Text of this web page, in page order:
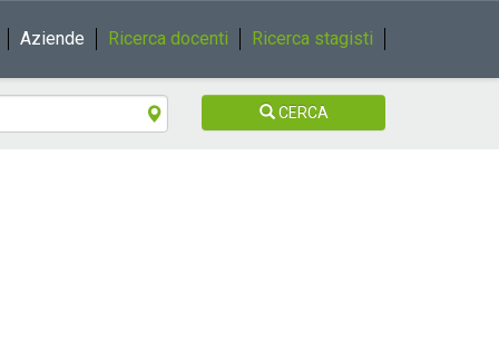
Aziende Ricerca docenti Ricerca stagisti
CERCA